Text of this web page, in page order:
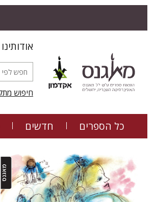
אודותינו
חיפוש
כל הספרים חדשים